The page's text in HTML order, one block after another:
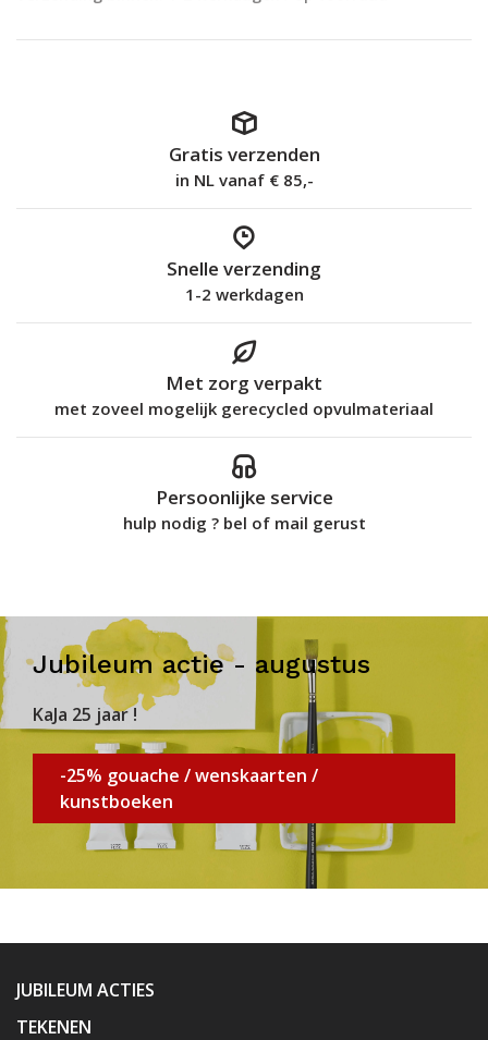
Gratis verzenden
in NL vanaf € 85,-
Snelle verzending
1-2 werkdagen
Met zorg verpakt
met zoveel mogelijk gerecycled opvulmateriaal
Persoonlijke service
hulp nodig ? bel of mail gerust
Jubileum actie - augustus
KaJa 25 jaar !
-25% gouache / wenskaarten /
kunstboeken
JUBILEUM ACTIES
TEKENEN